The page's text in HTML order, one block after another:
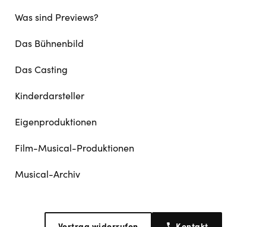
Was sind Previews?
Das Bühnenbild
Das Casting
Kinderdarsteller
Eigenproduktionen
Film-Musical-Produktionen
Musical-Archiv